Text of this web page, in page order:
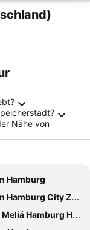
Nähe von
Hamburg
City Zentrum
Hamburg Hafen